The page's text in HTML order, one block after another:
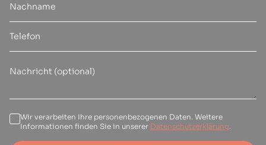
Wir verarbeiten Ihre personenbezogenen Daten. Weitere
Informationen finden Sie in unserer Datenschutzerklärung